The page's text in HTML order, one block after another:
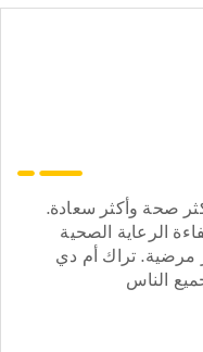
صحة وأكثر سعادة.
الرعاية الصحية
مرضية. تراك أم دي
الناس